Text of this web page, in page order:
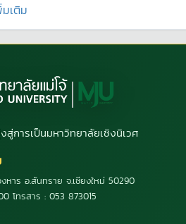
มเติม
สู่การเป็นมหาวิทยาลัยเชิงนิเวศ
หาร อ.สันทราย จ.เชียงใหม่ 50290
โทรสาร : 053 873015